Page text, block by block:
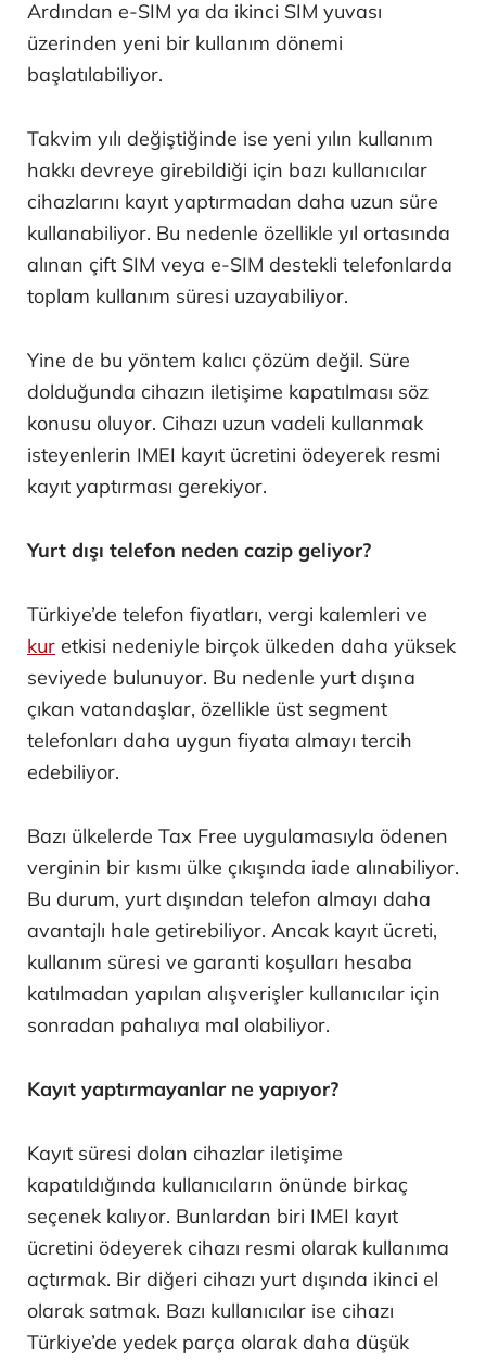
Ardından e-SIM ya da ikinci SIM yuvası
üzerinden yeni bir kullanım dönemi
başlatılabiliyor.
Takvim yılı değiştiğinde ise yeni yılın kullanım
hakkı devreye girebildiği için bazı kullanıcılar
cihazlarını kayıt yaptırmadan daha uzun süre
kullanabiliyor. Bu nedenle özellikle yıl ortasında
alınan çift SIM veya e-SIM destekli telefonlarda
toplam kullanım süresi uzayabiliyor.
Yine de bu yöntem kalıcı çözüm değil. Süre
dolduğunda cihazın iletişime kapatılması söz
konusu oluyor. Cihazı uzun vadeli kullanmak
isteyenlerin IMEI kayıt ücretini ödeyerek resmi
kayıt yaptırması gerekiyor.
Yurt dışı telefon neden cazip geliyor?
Türkiye’de telefon fiyatları, vergi kalemleri ve
kur etkisi nedeniyle birçok ülkeden daha yüksek
seviyede bulunuyor. Bu nedenle yurt dışına
çıkan vatandaşlar, özellikle üst segment
telefonları daha uygun fiyata almayı tercih
edebiliyor.
Bazı ülkelerde Tax Free uygulamasıyla ödenen
verginin bir kısmı ülke çıkışında iade alınabiliyor.
Bu durum, yurt dışından telefon almayı daha
avantajlı hale getirebiliyor. Ancak kayıt ücreti,
kullanım süresi ve garanti koşulları hesaba
katılmadan yapılan alışverişler kullanıcılar için
sonradan pahalıya mal olabiliyor.
Kayıt yaptırmayanlar ne yapıyor?
Kayıt süresi dolan cihazlar iletişime
kapatıldığında kullanıcıların önünde birkaç
seçenek kalıyor. Bunlardan biri IMEI kayıt
ücretini ödeyerek cihazı resmi olarak kullanıma
açtırmak. Bir diğeri cihazı yurt dışında ikinci el
olarak satmak. Bazı kullanıcılar ise cihazı
Türkiye’de yedek parça olarak daha düşük